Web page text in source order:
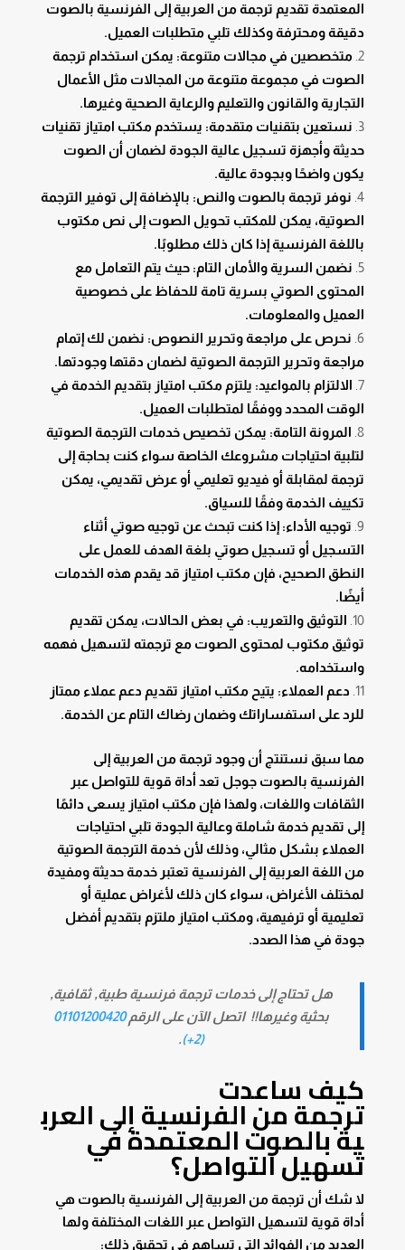
المعتمدة تقديم ترجمة من العربية إلى الفرنسية بالصوت
دقيقة ومحترفة وكذلك تلبي متطلبات العميل.
متخصصين في مجالات متنوعة: يمكن استخدام ترجمة
الصوت في مجموعة متنوعة من المجالات مثل الأعمال
التجارية والقانون والتعليم والرعاية الصحية وغيرها.
نستعين بتقنيات متقدمة: يستخدم مكتب امتياز تقنيات
حديثة وأجهزة تسجيل عالية الجودة لضمان أن الصوت
يكون واضحًا وبجودة عالية.
نوفر ترجمة بالصوت والنص: بالإضافة إلى توفير الترجمة
الصوتية، يمكن للمكتب تحويل الصوت إلى نص مكتوب
باللغة الفرنسية إذا كان ذلك مطلوبًا.
نضمن السرية والأمان التام: حيث يتم التعامل مع
المحتوى الصوتي بسرية تامة للحفاظ على خصوصية
العميل والمعلومات.
نحرص على مراجعة وتحرير النصوص: نضمن لك إتمام
مراجعة وتحرير الترجمة الصوتية لضمان دقتها وجودتها.
الالتزام بالمواعيد: يلتزم مكتب امتياز بتقديم الخدمة في
الوقت المحدد ووفقًا لمتطلبات العميل.
المرونة التامة: يمكن تخصيص خدمات الترجمة الصوتية
لتلبية احتياجات مشروعك الخاصة سواء كنت بحاجة إلى
ترجمة لمقابلة أو فيديو تعليمي أو عرض تقديمي، يمكن
تكييف الخدمة وفقًا للسياق.
توجيه الأداء: إذا كنت تبحث عن توجيه صوتي أثناء
التسجيل أو تسجيل صوتي بلغة الهدف للعمل على
النطق الصحيح، فإن مكتب امتياز قد يقدم هذه الخدمات
أيضًا.
التوثيق والتعريب: في بعض الحالات، يمكن تقديم
توثيق مكتوب لمحتوى الصوت مع ترجمته لتسهيل فهمه
واستخدامه.
دعم العملاء: يتيح مكتب امتياز تقديم دعم عملاء ممتاز
للرد على استفساراتك وضمان رضاك التام عن الخدمة.
مما سبق نستنتج أن وجود ترجمة من العربية إلى
الفرنسية بالصوت جوجل تعد أداة قوية للتواصل عبر
الثقافات واللغات، ولهذا فإن مكتب امتياز يسعى دائمًا
إلى تقديم خدمة شاملة وعالية الجودة تلبي احتياجات
العملاء بشكل مثالي، وذلك لأن خدمة الترجمة الصوتية
من اللغة العربية إلى الفرنسية تعتبر خدمة حديثة ومفيدة
لمختلف الأغراض، سواء كان ذلك لأغراض عملية أو
تعليمية أو ترفيهية، ومكتب امتياز ملتزم بتقديم أفضل
جودة في هذا الصدد.
هل تحتاج إلى خدمات ترجمة فرنسية طبية, ثقافية,
بحثية وغيرها!! اتصل الآن على الرقم01101200420
(2+)
.
كيف ساعدت
ترجمةمنالفرنسيةإلىالعرب
يةبالصوتالمعتمدة في
تسهيل التواصل؟
لا شك أن ترجمة من العربية إلى الفرنسية بالصوت هي
أداة قوية لتسهيل التواصل عبر اللغات المختلفة ولها
العديد من الفوائد التي تساهم في تحقيق ذلك: